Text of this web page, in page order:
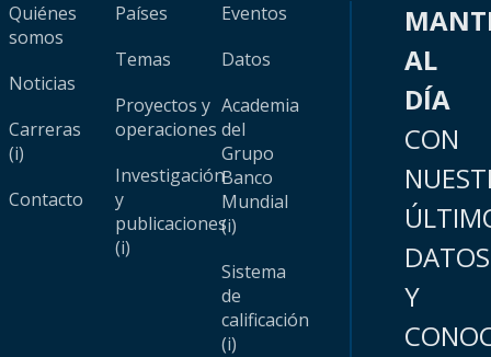
Quiénes
somos
Noticias
Carreras
(i)
Contacto
Países
Temas
Proyectos y
operaciones
Investigación
y
publicaciones
(i)
Eventos
Datos
Academia
del
Grupo
Banco
Mundial
(i)
Sistema
de
calificación
(i)
AL
DÍA
CON
DATOS
Y